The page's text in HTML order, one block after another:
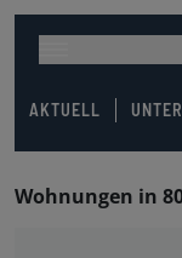
AKTUELL
Wohnungen in